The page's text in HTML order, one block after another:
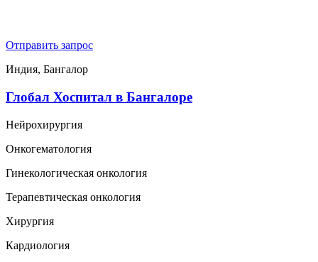
Отправить запрос
Индия, Бангалор
Глобал Хоспитал в Бангалоре
Нейрохирургия
Онкогематология
Гинекологическая онкология
Терапевтическая онкология
Хирургия
Кардиология